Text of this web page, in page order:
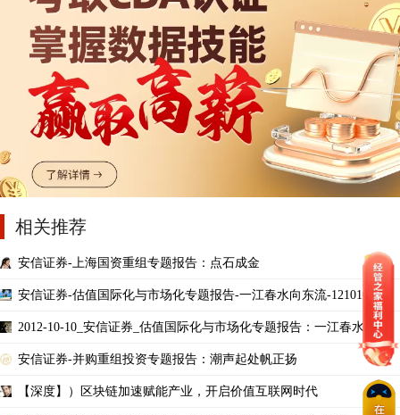
相关推荐
安信证券-上海国资重组专题报告：点石成金
安信证券-估值国际化与市场化专题报告-一江春水向东流-121010
2012-10-10_安信证券_估值国际化与市场化专题报告：一江春水向东
安信证券-并购重组投资专题报告：潮声起处帆正扬
【深度】）区块链加速赋能产业，开启价值互联网时代